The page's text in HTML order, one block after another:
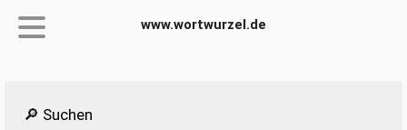
www.wortwurzel.de
🔎 Suchen